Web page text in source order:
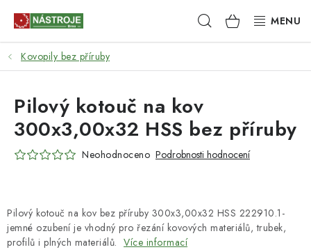
Hledat NÁKUPNÍ
KOŠÍK
NÁSTROJE
AKCE
BRUSIVO
RUČNÍ NÁŘADÍ, PŘÍPRAVKY
Kovopily bez příruby
Pilový kotouč na kov bez příruby 300x3,00x32 HSS 222910.1-
jemné ozubení je vhodný pro řezání kovových materiálů, trubek,
profilů i plných materiálů. Více informací
Pilový kotouč na kov
300x3,00x32 HSS bez příruby
Neohodnoceno Podrobnosti hodnocení